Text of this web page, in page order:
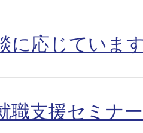
に応じていま
職支援セミナ